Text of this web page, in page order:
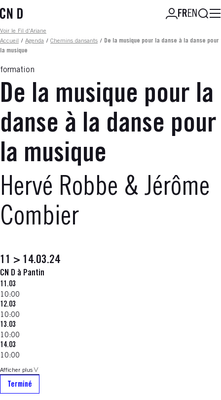
au
principal
FREN
Fil d'ariane
Voir le Fil d'Ariane
Accueil
/ Agenda / Chemins dansants / De la musique pour la danse à la danse pour
la musique
formation
De la musique pour la
danse à la danse pour
la musique
Hervé Robbe & Jérôme
Combier
11 > 14.03.24
CN D à Pantin
11.03
10:00
12.03
10:00
13.03
10:00
14.03
10:00
Afficher plus
Terminé